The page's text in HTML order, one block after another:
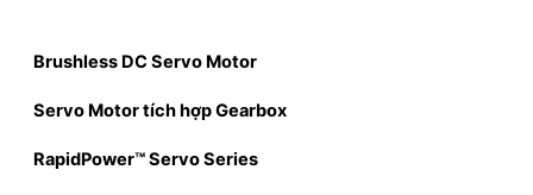
Brushless DC Servo Motor
Servo Motor tích hợp Gearbox
RapidPower™ Servo Series